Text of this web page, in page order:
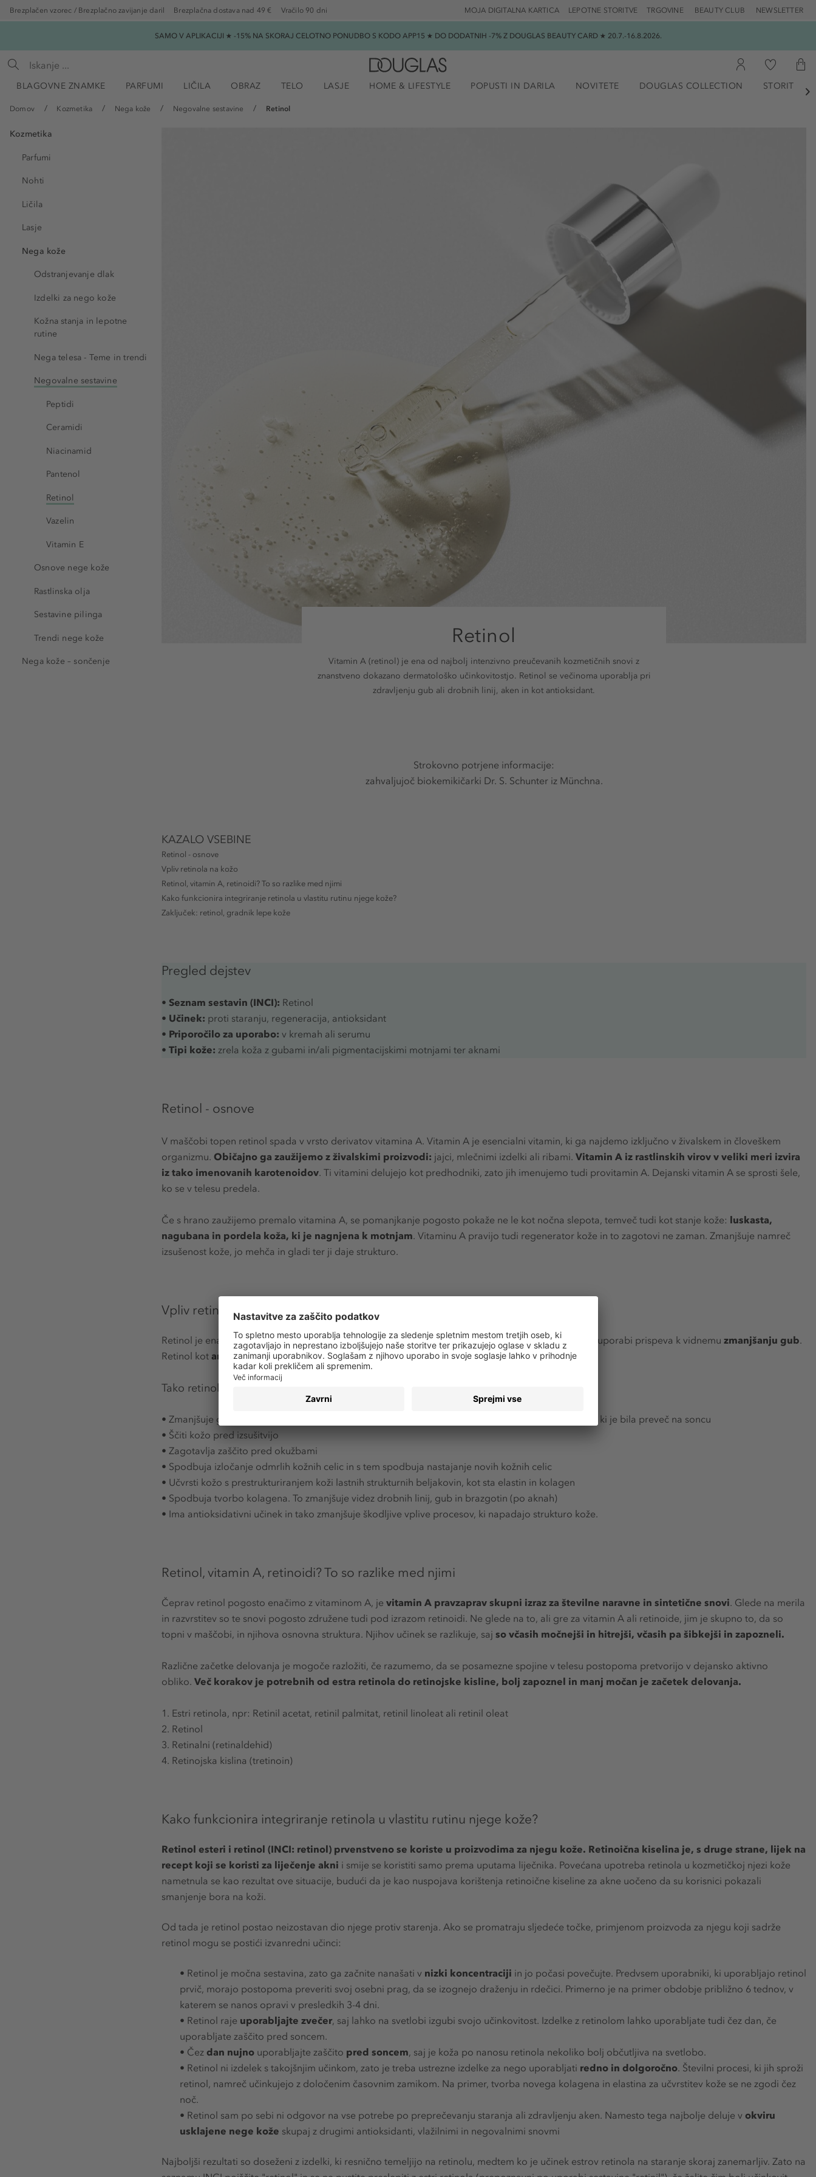
Brezplačen vzorec / Brezplačno zavijanje daril Brezplačna dostava nad 49 € Vračilo 90 dni TRGOVINE BEAUTY CLUB NEWSLETTER
LEPOTNE STORITVE
MOJA DIGITALNA KARTICA
SAMO V APLIKACIJI ★ -15% NA SKORAJ CELOTNO PONUDBO S KODO APP15 ★ DO DODATNIH -7% Z DOUGLAS BEAUTY CARD ★ 20.7.-16.8.2026.
BLAGOVNE ZNAMKE PARFUMI LIČILA OBRAZ TELO LASJE HOME & LIFESTYLE POPUSTI IN DARILA NOVITETE DOUGLAS COLLECTION STORITVE

Domov Kozmetika Nega kože Negovalne sestavine Retinol
Kozmetika
Parfumi
Nohti
Ličila
Lasje
Nega kože
Odstranjevanje dlak
Izdelki za nego kože
Kožna stanja in lepotne
rutine
Nega telesa - Teme in trendi
Negovalne sestavine
Peptidi
Ceramidi
Niacinamid
Pantenol
Retinol
Vazelin
Vitamin E
Osnove nege kože
Rastlinska olja
Sestavine pilinga
Trendi nege kože
Nega kože – sončenje
Retinol
Vitamin A (retinol) je ena od najbolj intenzivno preučevanih kozmetičnih snovi z
znanstveno dokazano dermatološko učinkovitostjo. Retinol se večinoma uporablja pri
zdravljenju gub ali drobnih linij, aken in kot antioksidant.
Strokovno potrjene informacije:
zahvaljujoč biokemikičarki Dr. S. Schunter iz Münchna.
KAZALO VSEBINE
Retinol - osnove
Vpliv retinola na kožo
Retinol, vitamin A, retinoidi? To so razlike med njimi
Kako funkcionira integriranje retinola u vlastitu rutinu njege kože?
Zaključek: retinol, gradnik lepe kože
Pregled dejstev
• Seznam sestavin (INCI): Retinol
• Učinek: proti staranju, regeneracija, antioksidant
• Priporočilo za uporabo: v kremah ali serumu
• Tipi kože: zrela koža z gubami in/ali pigmentacijskimi motnjami ter aknami
Retinol - osnove
V maščobi topen retinol spada v vrsto derivatov vitamina A. Vitamin A je esencialni vitamin, ki ga najdemo izključno v živalskem in človeškem
organizmu. Običajno ga zaužijemo z živalskimi proizvodi: jajci, mlečnimi izdelki ali ribami. Vitamin A iz rastlinskih virov v veliki meri izvira
iz tako imenovanih karotenoidov. Ti vitamini delujejo kot predhodniki, zato jih imenujemo tudi provitamin A. Dejanski vitamin A se sprosti šele,
ko se v telesu predela.
Če s hrano zaužijemo premalo vitamina A, se pomanjkanje pogosto pokaže ne le kot nočna slepota, temveč tudi kot stanje kože: luskasta,
nagubana in pordela koža, ki je nagnjena k motnjam. Vitaminu A pravijo tudi regenerator kože in to zagotovi ne zaman. Zmanjšuje namreč
izsušenost kože, jo mehča in gladi ter ji daje strukturo.
Vpliv retinola na kožo
Retinol je ena najbolje raziskanih snovi v dermatokozmetiki in je ena redkih snovi, ki ob dolgotrajni uporabi prispeva k vidnemu zmanjšanju gub.
Retinol kot antioksidant ščiti tudi pred oksidativnim stresom in se uporablja prizdravljenju aken.
Tako retinol vpliva na kožo:
• Zmanjšuje gube, pigmentacijo in izgubo elastičnosti – zmanjšuje klasične znake zrele kože in kože, ki je bila preveč na soncu
• Ščiti kožo pred izsušitvijo
• Zagotavlja zaščito pred okužbami
• Spodbuja izločanje odmrlih kožnih celic in s tem spodbuja nastajanje novih kožnih celic
• Učvrsti kožo s prestrukturiranjem koži lastnih strukturnih beljakovin, kot sta elastin in kolagen
• Spodbuja tvorbo kolagena. To zmanjšuje videz drobnih linij, gub in brazgotin (po aknah)
• Ima antioksidativni učinek in tako zmanjšuje škodljive vplive procesov, ki napadajo strukturo kože.
Retinol, vitamin A, retinoidi? To so razlike med njimi
Čeprav retinol pogosto enačimo z vitaminom A, je vitamin A pravzaprav skupni izraz za številne naravne in sintetične snovi. Glede na merila
in razvrstitev so te snovi pogosto združene tudi pod izrazom retinoidi. Ne glede na to, ali gre za vitamin A ali retinoide, jim je skupno to, da so
topni v maščobi, in njihova osnovna struktura. Njihov učinek se razlikuje, saj so včasih močnejši in hitrejši, včasih pa šibkejši in zapozneli.
Različne začetke delovanja je mogoče razložiti, če razumemo, da se posamezne spojine v telesu postopoma pretvorijo v dejansko aktivno
obliko. Več korakov je potrebnih od estra retinola do retinojske kisline, bolj zapoznel in manj močan je začetek delovanja.
1. Estri retinola, npr: Retinil acetat, retinil palmitat, retinil linoleat ali retinil oleat
2. Retinol
3. Retinalni (retinaldehid)
4. Retinojska kislina (tretinoin)
Kako funkcionira integriranje retinola u vlastitu rutinu njege kože?
Retinol esteri i retinol (INCI: retinol) prvenstveno se koriste u proizvodima za njegu kože. Retinoična kiselina je, s druge strane, lijek na
recept koji se koristi za liječenje akni i smije se koristiti samo prema uputama liječnika. Povećana upotreba retinola u kozmetičkoj njezi kože
nametnula se kao rezultat ove situacije, budući da je kao nuspojava korištenja retinoične kiseline za akne uočeno da su korisnici pokazali
smanjenje bora na koži.
Od tada je retinol postao neizostavan dio njege protiv starenja. Ako se promatraju sljedeće točke, primjenom proizvoda za njegu koji sadrže
retinol mogu se postići izvanredni učinci:
• Retinol je močna sestavina, zato ga začnite nanašati v nizki koncentraciji in jo počasi povečujte. Predvsem uporabniki, ki uporabljajo retinol
prvič, morajo postopoma preveriti svoj osebni prag, da se izognejo draženju in rdečici. Primerno je na primer obdobje približno 6 tednov, v
katerem se nanos opravi v presledkih 3-4 dni.
• Retinol raje uporabljajte zvečer, saj lahko na svetlobi izgubi svojo učinkovitost. Izdelke z retinolom lahko uporabljate tudi čez dan, če
uporabljate zaščito pred soncem.
• Čez dan nujno uporabljajte zaščito pred soncem, saj je koža po nanosu retinola nekoliko bolj občutljiva na svetlobo.
• Retinol ni izdelek s takojšnjim učinkom, zato je treba ustrezne izdelke za nego uporabljati redno in dolgoročno. Številni procesi, ki jih sproži
retinol, namreč učinkujejo z določenim časovnim zamikom. Na primer, tvorba novega kolagena in elastina za učvrstitev kože se ne zgodi čez
noč.
• Retinol sam po sebi ni odgovor na vse potrebe po preprečevanju staranja ali zdravljenju aken. Namesto tega najbolje deluje v okviru
usklajene nege kože skupaj z drugimi antioksidanti, vlažilnimi in negovalnimi snovmi
Najboljši rezultati so doseženi z izdelki, ki resnično temeljijo na retinolu, medtem ko je učinek estrov retinola na staranje skoraj zanemarljiv. Zato na